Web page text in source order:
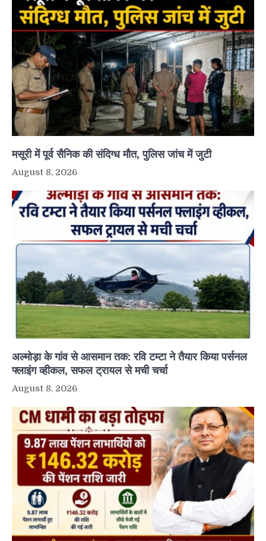
मसूरी में पूर्व सैनिक की संदिग्ध मौत, पुलिस जांच में जुटी
August 8, 2026
अल्मोड़ा के गांव से आसमान तक: रवि टम्टा ने तैयार किया पर्सनल
फ्लाइंग व्हीकल, सफल ट्रायल से मची चर्चा
August 8, 2026